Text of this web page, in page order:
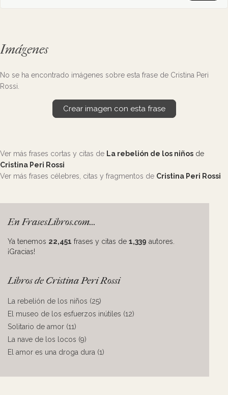
Imágenes
No se ha encontrado imágenes sobre esta frase de Cristina Peri
Rossi.
Crear imagen con esta frase
Ver más frases cortas y citas de La rebelión de los niños de
Cristina Peri Rossi
Ver más frases célebres, citas y fragmentos de Cristina Peri Rossi
En FrasesLibros.com...
Ya tenemos 22,451 frases y citas de 1,339 autores.
¡Gracias!
Libros de Cristina Peri Rossi
La rebelión de los niños (25)
El museo de los esfuerzos inútiles (12)
Solitario de amor (11)
La nave de los locos (9)
El amor es una droga dura (1)